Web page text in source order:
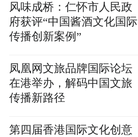
风味成桥：仁怀市人民政
府获评“中国酱酒文化国际
传播创新案例”
凤凰网文旅品牌国际论坛
在港举办，解码中国文旅
传播新路径
第四届香港国际文化创意